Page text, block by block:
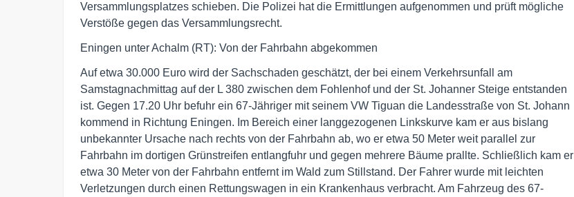
Versammlungsplatzes schieben. Die Polizei hat die Ermittlungen aufgenommen und prüft mögliche
Verstöße gegen das Versammlungsrecht.
Eningen unter Achalm (RT): Von der Fahrbahn abgekommen
Auf etwa 30.000 Euro wird der Sachschaden geschätzt, der bei einem Verkehrsunfall am
Samstagnachmittag auf der L 380 zwischen dem Fohlenhof und der St. Johanner Steige entstanden
ist. Gegen 17.20 Uhr befuhr ein 67-Jähriger mit seinem VW Tiguan die Landesstraße von St. Johann
kommend in Richtung Eningen. Im Bereich einer langgezogenen Linkskurve kam er aus bislang
unbekannter Ursache nach rechts von der Fahrbahn ab, wo er etwa 50 Meter weit parallel zur
Fahrbahn im dortigen Grünstreifen entlangfuhr und gegen mehrere Bäume prallte. Schließlich kam er
etwa 30 Meter von der Fahrbahn entfernt im Wald zum Stillstand. Der Fahrer wurde mit leichten
Verletzungen durch einen Rettungswagen in ein Krankenhaus verbracht. Am Fahrzeug des 67-